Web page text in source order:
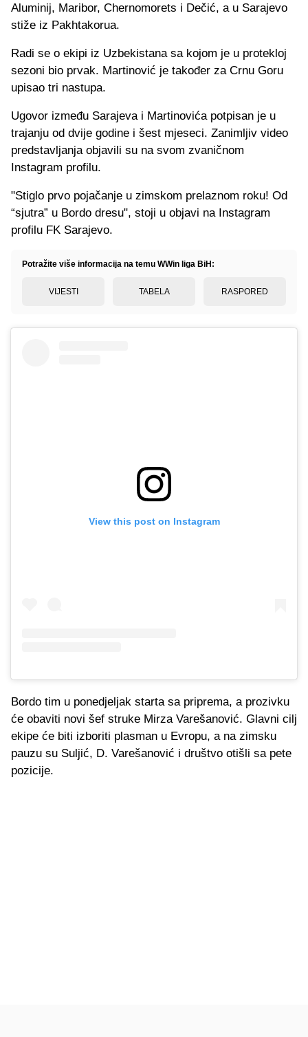
Aluminij, Maribor, Chernomorets i Dečić, a u Sarajevo
stiže iz Pakhtakorua.
Radi se o ekipi iz Uzbekistana sa kojom je u protekloj
sezoni bio prvak. Martinović je također za Crnu Goru
upisao tri nastupa.
Ugovor između Sarajeva i Martinovića potpisan je u
trajanju od dvije godine i šest mjeseci. Zanimljiv video
predstavljanja objavili su na svom zvaničnom
Instagram profilu.
"Stiglo prvo pojačanje u zimskom prelaznom roku! Od
“sjutra” u Bordo dresu", stoji u objavi na Instagram
profilu FK Sarajevo.
Potražite više informacija na temu WWin liga BiH:
VIJESTI TABELA RASPORED
View this post on Instagram
Bordo tim u ponedjeljak starta sa priprema, a prozivku
će obaviti novi šef struke Mirza Varešanović. Glavni cilj
ekipe će biti izboriti plasman u Evropu, a na zimsku
pauzu su Suljić, D. Varešanović i društvo otišli sa pete
pozicije.